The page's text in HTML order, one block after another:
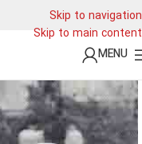
Skip to navigation
Skip to main content
MENU